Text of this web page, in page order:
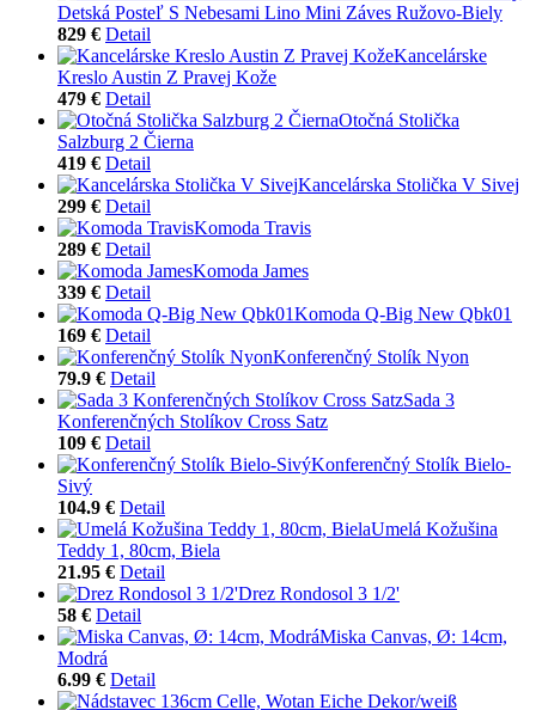
Detská Posteľ S Nebesami Lino Mini Záves Ružovo-Biely
829 € Detail
Kancelárske
Kreslo Austin Z Pravej Kože
479 € Detail
Otočná Stolička
Salzburg 2 Čierna
419 € Detail
Kancelárska Stolička V Sivej
299 € Detail
Komoda Travis
289 € Detail
Komoda James
339 € Detail
Komoda Q-Big New Qbk01
169 € Detail
Konferenčný Stolík Nyon
79.9 € Detail
Sada 3
Konferenčných Stolíkov Cross Satz
109 € Detail
Konferenčný Stolík Bielo-
Sivý
104.9 € Detail
Umelá Kožušina
Teddy 1, 80cm, Biela
21.95 € Detail
Drez Rondosol 3 1/2'
58 € Detail
Miska Canvas, Ø: 14cm,
Modrá
6.99 € Detail